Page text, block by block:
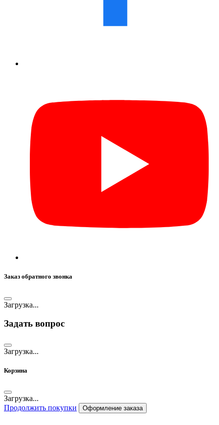
Заказ обратного звонка
Загрузка...
Задать вопрос
Загрузка...
Корзина
Загрузка...
Продолжить покупки
Оформление заказа